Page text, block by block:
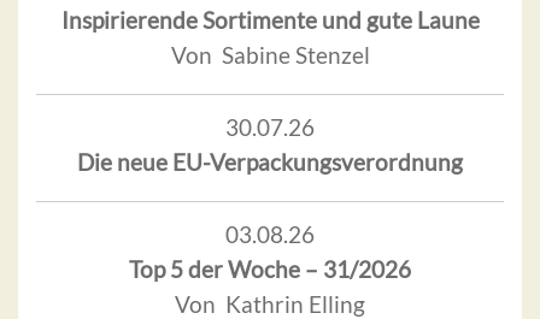
Inspirierende Sortimente und gute Laune
Von Sabine Stenzel
30.07.26
Die neue EU-Verpackungsverordnung
03.08.26
Top 5 der Woche – 31/2026
Von Kathrin Elling